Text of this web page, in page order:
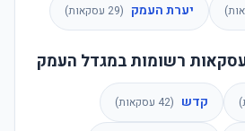
יערת העמק (
29 עסקאות)
רשומות במגדל העמק
קדש (
42 עסקאות)